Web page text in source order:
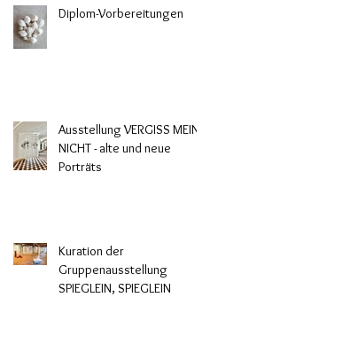
Diplom-Vorbereitungen
Ausstellung VERGISS MEIN
NICHT - alte und neue
Porträts
Kuration der
Gruppenausstellung
SPIEGLEIN, SPIEGLEIN